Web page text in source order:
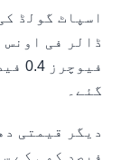
ڈالر فی
گئے۔
دیگر قیمتی